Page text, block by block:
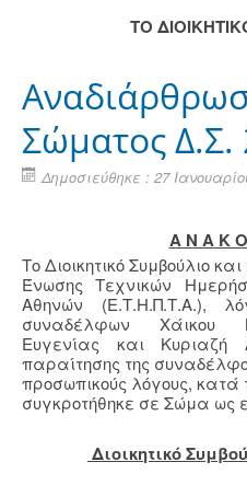
ΤΟ
Σώματος Δ.Σ.
Δημοσιεύθηκε : 27
Α Ν Α Κ
Το Διοικητικό Συμβούλιο
Ένωσης Τεχνικών
Αθηνών (Ε.Τ.Η.Π.Τ.Α.),
συναδέλφων Χάικου
Ευγενίας και
παραίτησης της
προσωπικούς λόγους, κατά
συγκροτήθηκε σε Σώμα ως
Διοικητικό